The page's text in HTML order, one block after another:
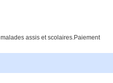
assis et scolaires.Paiement